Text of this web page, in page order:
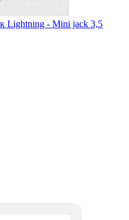
Lightning - Mini jack 3,5